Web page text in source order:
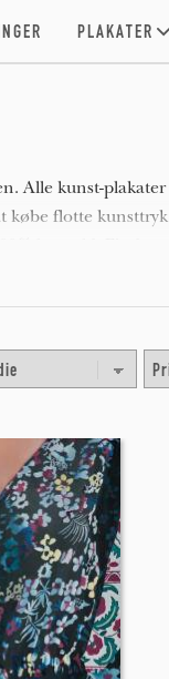
PLAKATER
Alle kunst-plakater
købe flotte kunsttryk
bomuld. Find